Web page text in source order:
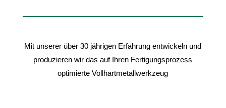
Mit unserer über 30 jährigen Erfahrung entwickeln und
produzieren wir das auf Ihren Fertigungsprozess
optimierte Vollhartmetallwerkzeug